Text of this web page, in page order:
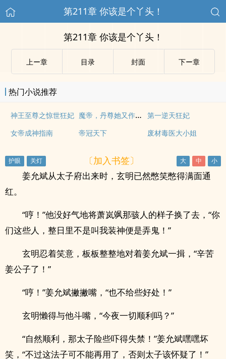
第211章 你该是个丫头！
第211章 你该是个丫头！
上ー章 目录 封面 下ー章
热门小说推荐
神王至尊之惊世狂妃 魔帝，丹尊她又作死了
第一逆天狂妃
女帝成神指南
帝冠天下 废材毒医大小姐
〔加入书签〕
姜允斌从太子府出来时，玄明已然憋笑憋得满面通
红。
“哼！”他没好气地将萧岚飒那骇人的样子换了去，“你
们这些人，整日里不是叫我装神便是弄鬼！”
玄明忍着笑意，板板整整地对着姜允斌一揖，“辛苦
姜公子了！”
“哼！”姜允斌撇撇嘴，“也不给些好处！”
玄明懒得与他斗嘴，“今夜一切顺利吗？”
“自然顺利，那太子险些吓得失禁！”姜允斌嘿嘿坏
笑，“不过这法子可不能再用了，否则太子该怀疑了！”